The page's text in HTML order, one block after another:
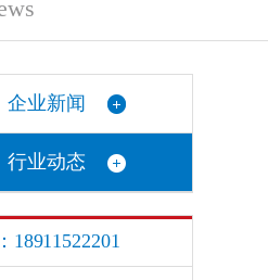
企业新闻
行业动态
18911522201